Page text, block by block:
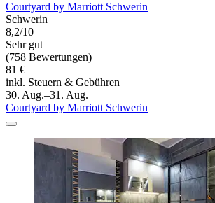
Courtyard by Marriott Schwerin
Schwerin
8,2/10
Sehr gut
(758 Bewertungen)
81 €
inkl. Steuern & Gebühren
30. Aug.–31. Aug.
Courtyard by Marriott Schwerin